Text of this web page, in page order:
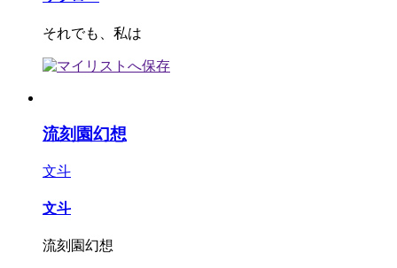
それでも、私は
流刻園幻想
文斗
文斗
流刻園幻想